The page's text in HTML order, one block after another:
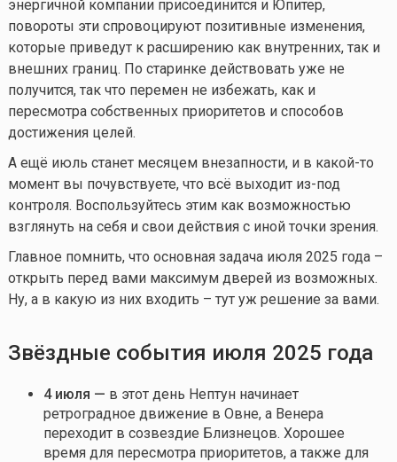
энергичной компании присоединится и Юпитер,
повороты эти спровоцируют позитивные изменения,
которые приведут к расширению как внутренних, так и
внешних границ. По старинке действовать уже не
получится, так что перемен не избежать, как и
пересмотра собственных приоритетов и способов
достижения целей.
А ещё июль станет месяцем внезапности, и в какой-то
момент вы почувствуете, что всё выходит из-под
контроля. Воспользуйтесь этим как возможностью
взглянуть на себя и свои действия с иной точки зрения.
Главное помнить, что основная задача июля 2025 года –
открыть перед вами максимум дверей из возможных.
Ну, а в какую из них входить – тут уж решение за вами.
Звёздные события июля 2025 года
4 июля — в этот день Нептун начинает
ретроградное движение в Овне, а Венера
переходит в созвездие Близнецов. Хорошее
время для пересмотра приоритетов, а также для